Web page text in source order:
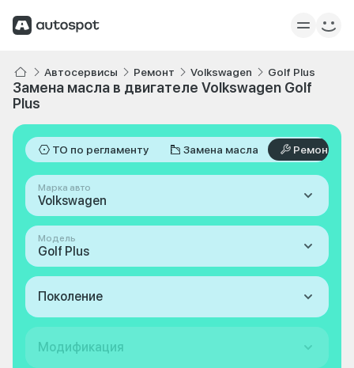
Автосервисы Ремонт Volkswagen Golf Plus
Замена масла в двигателе Volkswagen Golf
Plus
ТО по регламенту Замена масла Ремонт
Марка авто
Volkswagen
Модель
Golf Plus
Поколение
Модификация